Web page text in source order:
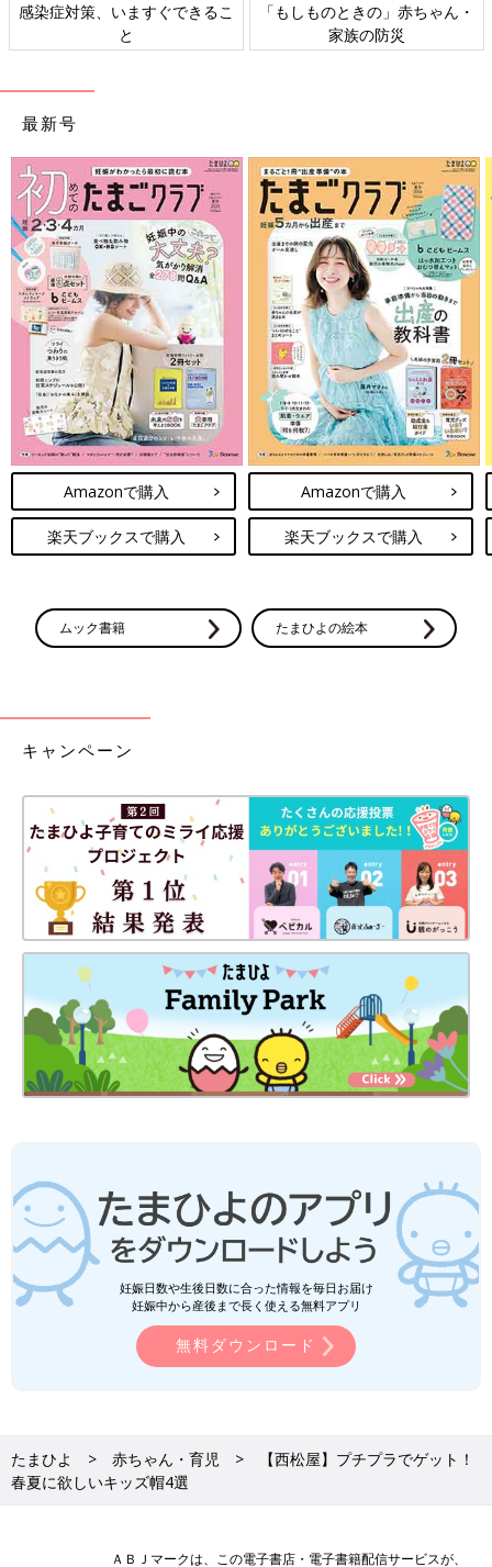
感染症対策、いますぐできるこ
と
「もしものときの」赤ちゃん・
家族の防災
最新号
Amazonで購入
楽天ブックスで購入
Amazonで購入
楽天ブックスで購入
ムック書籍 たまひよの絵本
キャンペーン
妊娠日数や生後日数に合った情報を毎日お届け
妊娠中から産後まで長く使える無料アプリ
無料ダウンロード
たまひよ 赤ちゃん・育児
【西松屋】プチプラでゲット！
春夏に欲しいキッズ帽4選
ＡＢＪマークは、この電子書店・電子書籍配信サービスが、